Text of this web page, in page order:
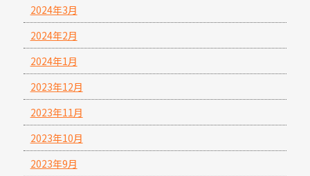
2024年3月
2024年2月
2024年1月
2023年12月
2023年11月
2023年10月
2023年9月